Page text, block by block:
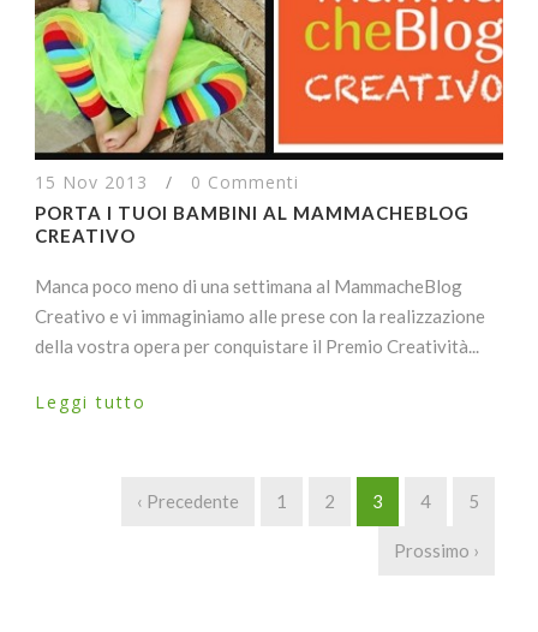
15 Nov 2013 / 0 Commenti
PORTA I TUOI BAMBINI AL MAMMACHEBLOG
CREATIVO
Manca poco meno di una settimana al MammacheBlog
Creativo e vi immaginiamo alle prese con la realizzazione
della vostra opera per conquistare il Premio Creatività...
Leggi tutto
‹ Precedente 1 2 3 4 5
Prossimo ›